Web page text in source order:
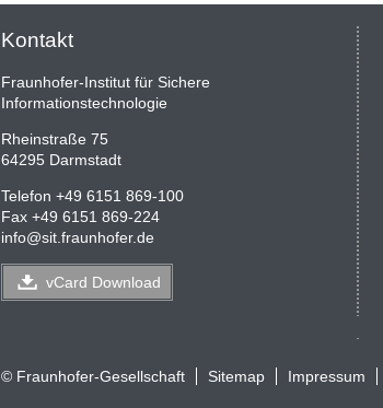
Kontakt
Fraunhofer-Institut für Sichere
Informationstechnologie
Rheinstraße 75
64295 Darmstadt
Telefon +49 6151 869-100
Fax +49 6151 869-224
info@sit.fraunhofer.de
vCard Download
© Fraunhofer-Gesellschaft Sitemap Impressum